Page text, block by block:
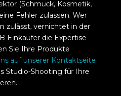
(Schmuck, Kosmetik,
Fehler zulassen. Wer
zulässt, vernichtet in der
Einkäufer die Expertise
Sie Ihre Produkte
auf unserer Kontaktseite
Studio-Shooting für Ihre